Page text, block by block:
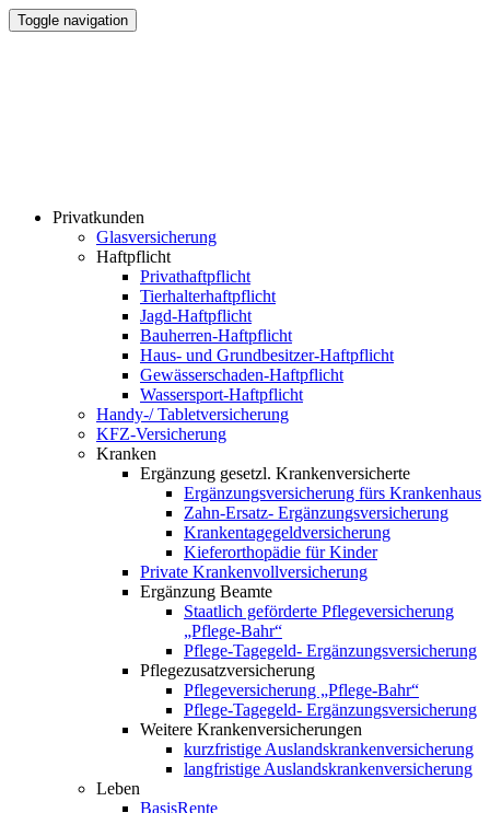
Toggle navigation
Privatkunden
Glasversicherung
Haftpflicht
Privathaftpflicht
Tierhalterhaftpflicht
Jagd-Haftpflicht
Bauherren-Haftpflicht
Haus- und Grundbesitzer-Haftpflicht
Gewässerschaden-Haftpflicht
Wassersport-Haftpflicht
Handy-/ Tabletversicherung
KFZ-Versicherung
Kranken
Ergänzung gesetzl. Krankenversicherte
Ergänzungsversicherung fürs Krankenhaus
Zahn-Ersatz- Ergänzungsversicherung
Krankentagegeldversicherung
Kieferorthopädie für Kinder
Private Krankenvollversicherung
Ergänzung Beamte
Staatlich geförderte Pflegeversicherung
„Pflege-Bahr“
Pflege-Tagegeld- Ergänzungsversicherung
Pflegezusatzversicherung
Pflegeversicherung „Pflege-Bahr“
Pflege-Tagegeld- Ergänzungsversicherung
Weitere Krankenversicherungen
kurzfristige Auslandskrankenversicherung
langfristige Auslandskrankenversicherung
Leben
BasisRente